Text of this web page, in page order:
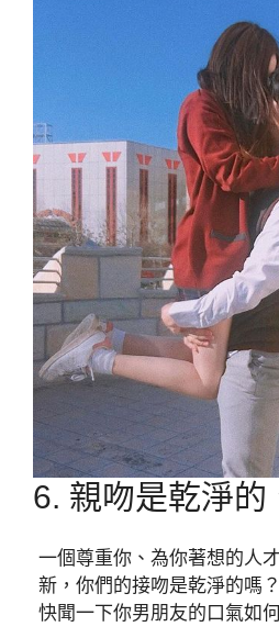
6. 親吻是乾淨的
一個尊重你、為你著想的人
新，你們的接吻是乾淨的嗎
快聞一下你男朋友的口氣如